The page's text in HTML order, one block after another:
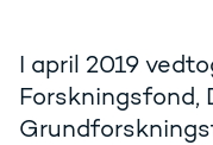
I april 2019
Forskningsfond,